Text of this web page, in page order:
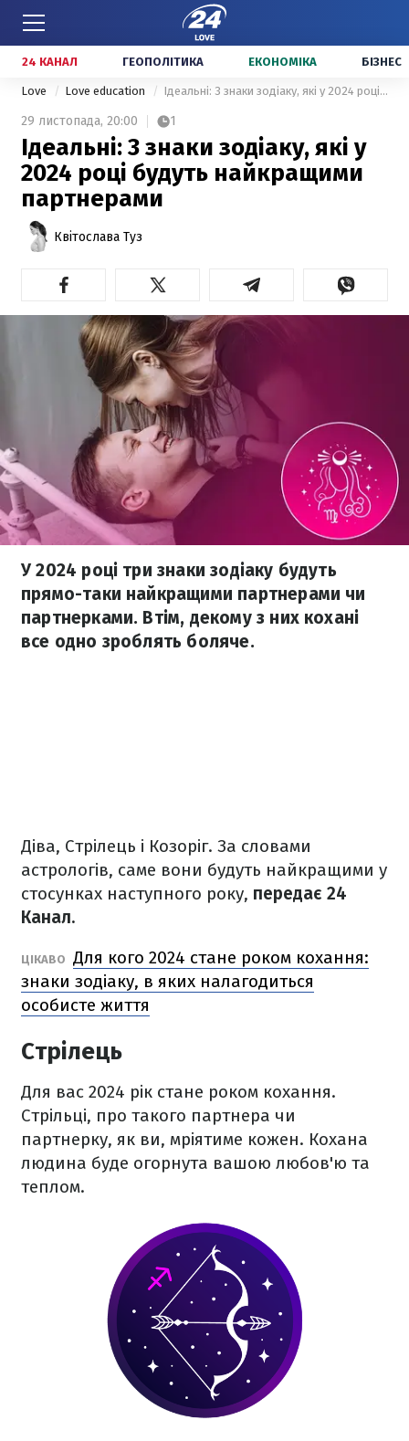
24 КАНАЛ ГЕОПОЛІТИКА ЕКОНОМІКА БІЗНЕС
Love Love education Ідеальні: 3 знаки зодіаку, які у 2024 році будуть найкращими партнерами
29 листопада, 20:00 1
Ідеальні: 3 знаки зодіаку, які у
2024 році будуть найкращими
партнерами
Квітослава Туз
У 2024 році три знаки зодіаку будуть
прямо-таки найкращими партнерами чи
партнерками. Втім, декому з них кохані
все одно зроблять боляче.
Діва, Стрілець і Козоріг. За словами
астрологів, саме вони будуть найкращими у
стосунках наступного року, передає 24
Канал.
ЦІКАВО Для кого 2024 стане роком кохання:
знаки зодіаку, в яких налагодиться
особисте життя
Стрілець
Для вас 2024 рік стане роком кохання.
Стрільці, про такого партнера чи
партнерку, як ви, мріятиме кожен. Кохана
людина буде огорнута вашою любов'ю та
теплом.